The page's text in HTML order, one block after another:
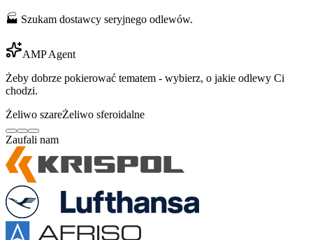
🏭 Szukam dostawcy seryjnego odlewów.
AMP Agent
Żeby dobrze pokierować tematem - wybierz, o jakie odlewy Ci
chodzi.
Żeliwo szareŻeliwo sferoidalne
Zaufali nam